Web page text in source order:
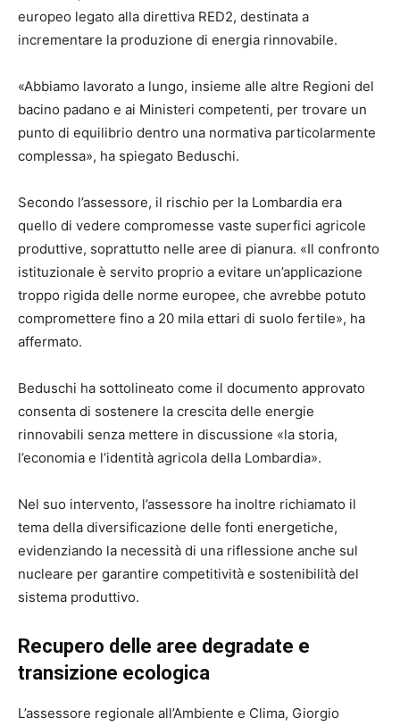
europeo legato alla direttiva RED2, destinata a
incrementare la produzione di energia rinnovabile.
«Abbiamo lavorato a lungo, insieme alle altre Regioni del
bacino padano e ai Ministeri competenti, per trovare un
punto di equilibrio dentro una normativa particolarmente
complessa», ha spiegato Beduschi.
Secondo l’assessore, il rischio per la Lombardia era
quello di vedere compromesse vaste superfici agricole
produttive, soprattutto nelle aree di pianura. «Il confronto
istituzionale è servito proprio a evitare un’applicazione
troppo rigida delle norme europee, che avrebbe potuto
compromettere fino a 20 mila ettari di suolo fertile», ha
affermato.
Beduschi ha sottolineato come il documento approvato
consenta di sostenere la crescita delle energie
rinnovabili senza mettere in discussione «la storia,
l’economia e l’identità agricola della Lombardia».
Nel suo intervento, l’assessore ha inoltre richiamato il
tema della diversificazione delle fonti energetiche,
evidenziando la necessità di una riflessione anche sul
nucleare per garantire competitività e sostenibilità del
sistema produttivo.
Recupero delle aree degradate e
transizione ecologica
L’assessore regionale all’Ambiente e Clima, Giorgio